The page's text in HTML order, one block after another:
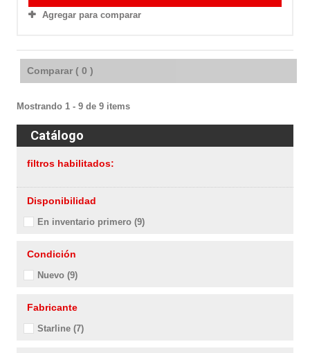
Agregar para comparar
Comparar ( 0 )
Mostrando 1 - 9 de 9 items
Catálogo
filtros habilitados:
Disponibilidad
En inventario primero (9)
Condición
Nuevo (9)
Fabricante
Starline (7)